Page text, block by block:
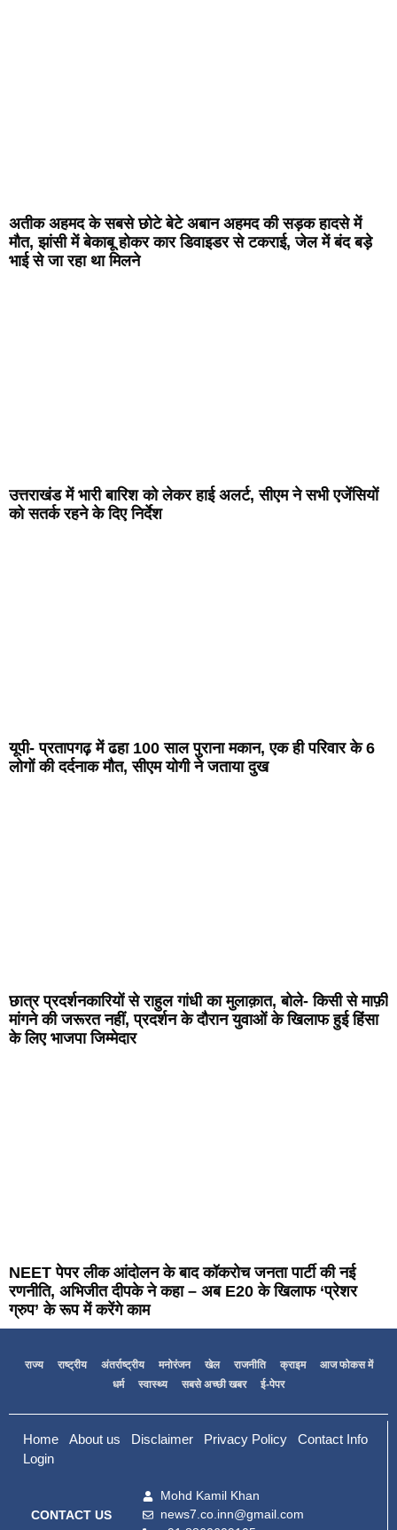
अतीक अहमद के सबसे छोटे बेटे अबान अहमद की सड़क हादसे में
मौत, झांसी में बेकाबू होकर कार डिवाइडर से टकराई, जेल में बंद बड़े
भाई से जा रहा था मिलने
उत्तराखंड में भारी बारिश को लेकर हाई अलर्ट, सीएम ने सभी एजेंसियों
को सतर्क रहने के दिए निर्देश
यूपी- प्रतापगढ़ में ढहा 100 साल पुराना मकान, एक ही परिवार के 6
लोगों की दर्दनाक मौत, सीएम योगी ने जताया दुख
छात्र प्रदर्शनकारियों से राहुल गांधी का मुलाक़ात, बोले- किसी से माफ़ी
मांगने की जरूरत नहीं, प्रदर्शन के दौरान युवाओं के खिलाफ हुई हिंसा
के लिए भाजपा जिम्मेदार
NEET पेपर लीक आंदोलन के बाद कॉकरोच जनता पार्टी की नई
रणनीति, अभिजीत दीपके ने कहा – अब E20 के खिलाफ ‘प्रेशर
ग्रुप’ के रूप में करेंगे काम
राज्य राष्ट्रीय अंतर्राष्ट्रीय मनोरंजन खेल राजनीति क्राइम
आज फोकस में
धर्म
स्वास्थ्य सबसे अच्छी खबर ई-पेपर
Home About us Disclaimer Privacy Policy
Contact Info
Login
CONTACT US
Mohd Kamil Khan
news7.co.inn@gmail.com